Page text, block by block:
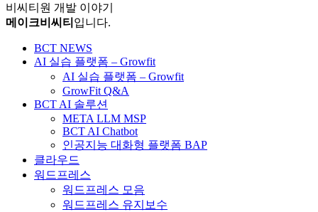
비씨티원 개발 이야기
메이크비씨티 입니다.
BCT NEWS
AI 실습 플랫폼 – Growfit
AI 실습 플랫폼 – Growfit
GrowFit Q&A
BCT AI 솔루션
META LLM MSP
BCT AI Chatbot
인공지능 대화형 플랫폼 BAP
클라우드
워드프레스
워드프레스 모음
워드프레스 유지보수